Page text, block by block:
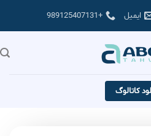
ایمیل +989125407131
کاتالوگ